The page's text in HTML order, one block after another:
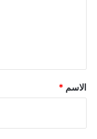
*
الاسم *